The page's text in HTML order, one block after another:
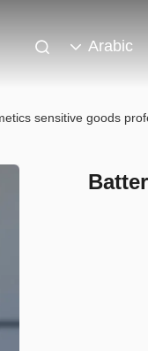
Arabic
sensitive goods